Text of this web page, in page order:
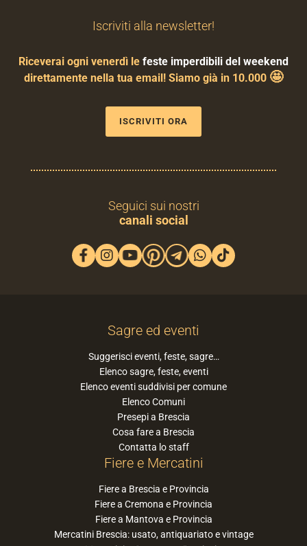
Iscriviti alla newsletter!
Riceverai ogni venerdì le feste imperdibili del weekend
direttamente nella tua email! Siamo già in 10.000 🤩
ISCRIVITI ORA
Seguici sui nostri
canali social
Sagre ed eventi
Suggerisci eventi, feste, sagre…
Elenco sagre, feste, eventi
Elenco eventi suddivisi per comune
Elenco Comuni
Presepi a Brescia
Cosa fare a Brescia
Contatta lo staff
Fiere e Mercatini
Fiere a Brescia e Provincia
Fiere a Cremona e Provincia
Fiere a Mantova e Provincia
Mercatini Brescia: usato, antiquariato e vintage